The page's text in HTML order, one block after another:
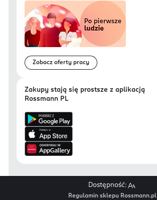
Zobacz oferty pracy
Zakupy stają się prostsze z aplikacją
Rossmann PL
Dostępność:
Regulamin sklepu Rossmann.pl